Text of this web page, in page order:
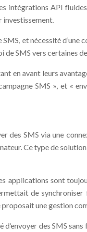
intégrations API
investissement.
et nécessité
de SMS vers certaines
en avant leurs
SMS », et «
SMS via une
Ce type de
sont
de
une gestion
des SMS